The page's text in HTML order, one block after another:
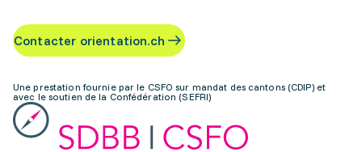
Contacter orientation.ch
Une prestation fournie par le CSFO sur mandat des cantons (CDIP) et
avec le soutien de la Confédération (SEFRI)